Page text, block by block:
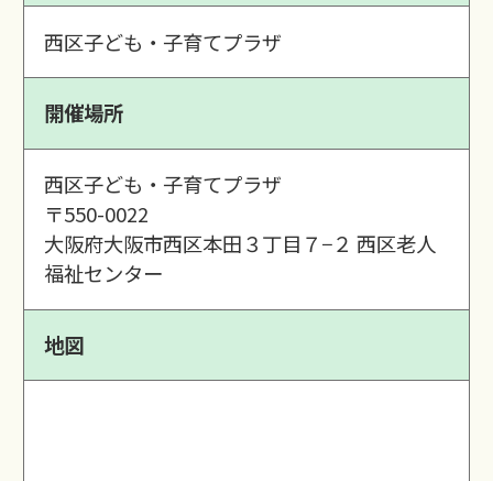
西区子ども・子育てプラザ
開催場所
西区子ども・子育てプラザ
〒550-0022
大阪府大阪市西区本田３丁目７−２ 西区老人
福祉センター
地図